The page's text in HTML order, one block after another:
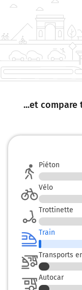
...et
Piéton
Vélo
Trottinette
Train
Transports
Autocar